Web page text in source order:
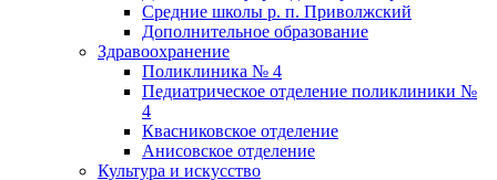
Средние школы р. п. Приволжский
Дополнительное образование
Здравоохранение
Поликлиника № 4
Педиатрическое отделение поликлиники №
4
Квасниковское отделение
Анисовское отделение
Культура и искусство